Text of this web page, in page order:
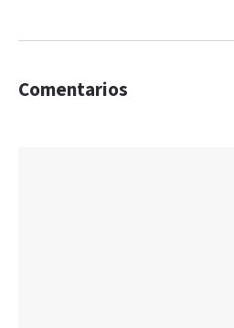
Comentarios